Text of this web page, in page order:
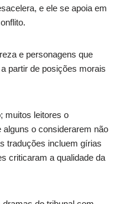
e ele se apoia em
e personagens que
partir de posições morais
muitos leitores o
o considerarem não
traduções incluem gírias
criticaram a qualidade da